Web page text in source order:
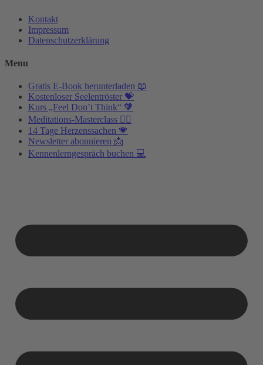
Kontakt
Impressum
Datenschutzerklärung
Menu
Gratis E-Book herunterladen 📖
Kostenloser Seelentröster 💝
Kurs „Feel Don’t Think“ 🧡
Meditations-Masterclass 🧘‍♂️
14 Tage Herzenssachen 💗
Newsletter abonnieren 📩
Kennenlerngespräch buchen 💻